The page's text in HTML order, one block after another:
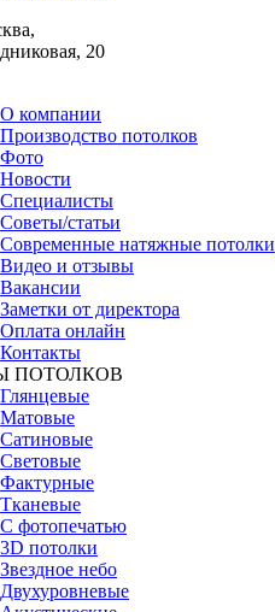
20
О компании
Производство потолков
Фото
Новости
Специалисты
Советы/статьи
Современные натяжные потолки
Видео и отзывы
Вакансии
Заметки от директора
Оплата онлайн
Контакты
ПОТОЛКОВ
Глянцевые
Матовые
Сатиновые
Световые
Фактурные
Тканевые
С фотопечатью
3D потолки
Звездное небо
Двухуровневые